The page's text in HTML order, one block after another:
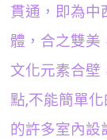
貫通，即為中
體，合之雙美
文化元素合壁
點,不能簡單
的許多室內設